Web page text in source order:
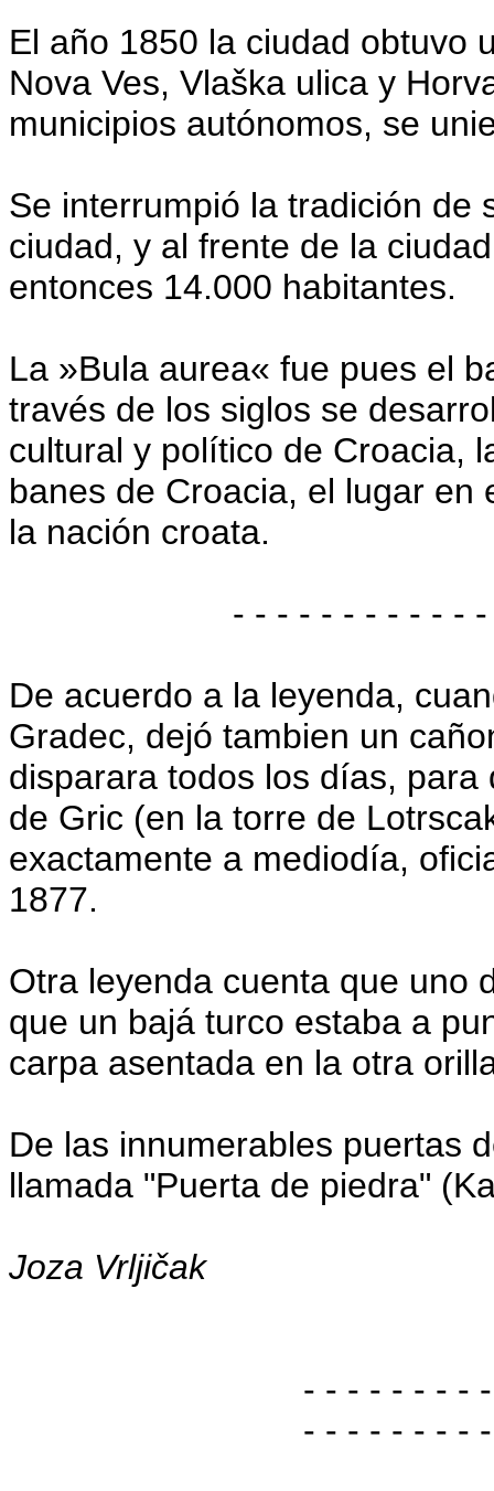
El año 1850 la ciudad obtuvo
Nova Ves, Vlaška ulica y
municipios autónomos, se
Se interrumpió la tradición de
ciudad, y al frente de la
entonces 14.000 habitantes.
La »Bula aurea« fue pues el
través de los siglos se
cultural y político de Croacia,
banes de Croacia, el lugar
la nación croata.
- - - - - - - - - - -
De acuerdo a la leyenda,
Gradec, dejó tambien un
disparara todos los días,
de Gric (en la torre de
exactamente a mediodía,
1877.
Otra leyenda cuenta que uno
que un bajá turco estaba a
carpa asentada en la otra
De las innumerables puertas
llamada "Puerta de piedra"
Joza Vrljičak
- - - - - - - -
- - - - - - - -